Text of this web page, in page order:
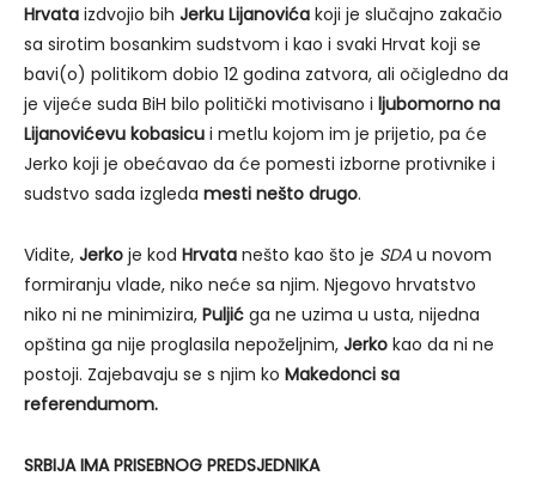
Hrvata izdvojio bih Jerku Lijanovića koji je slučajno zakačio
sa sirotim bosankim sudstvom i kao i svaki Hrvat koji se
bavi(o) politikom dobio 12 godina zatvora, ali očigledno da
je vijeće suda BiH bilo politički motivisano i ljubomorno na
Lijanovićevu kobasicu i metlu kojom im je prijetio, pa će
Jerko koji je obećavao da će pomesti izborne protivnike i
sudstvo sada izgleda mesti nešto drugo.
Vidite, Jerko je kod Hrvata nešto kao što je SDA u novom
formiranju vlade, niko neće sa njim. Njegovo hrvatstvo
niko ni ne minimizira, Puljić ga ne uzima u usta, nijedna
opština ga nije proglasila nepoželjnim, Jerko kao da ni ne
postoji. Zajebavaju se s njim ko Makedonci sa
referendumom.
SRBIJA IMA PRISEBNOG PREDSJEDNIKA